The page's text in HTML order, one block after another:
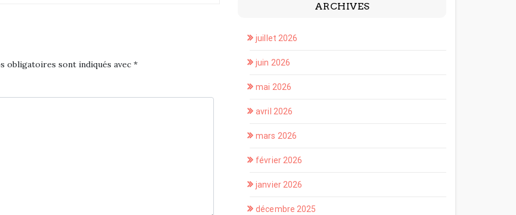
obligatoires sont indiqués avec *
ARCHIVES
juillet 2026
juin 2026
mai 2026
avril 2026
mars 2026
février 2026
janvier 2026
décembre 2025